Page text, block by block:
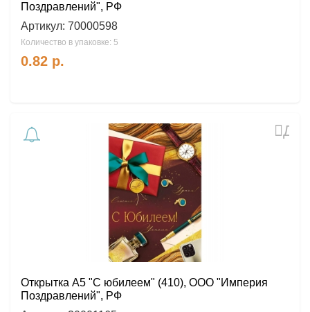
Поздравлений", РФ
Артикул: 70000598
Количество в упаковке: 5
0.82 р.
Открытка А5 "С юбилеем" (410), ООО "Империя
Поздравлений", РФ